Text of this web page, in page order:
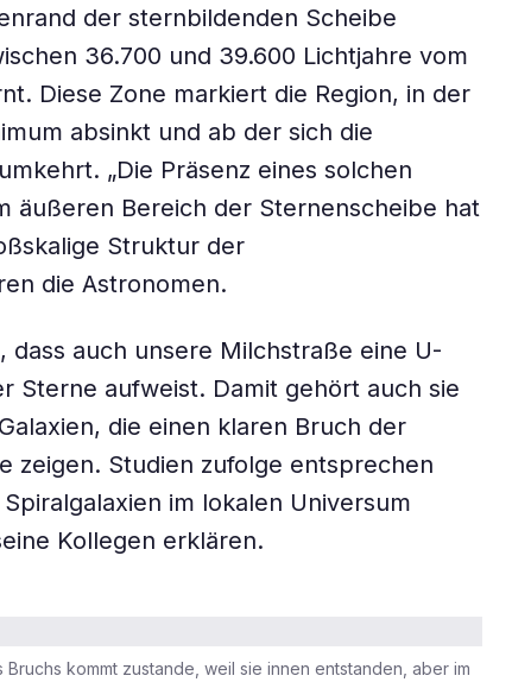
der sternbildenden Scheibe
36.700 und 39.600 Lichtjahre vom
Diese Zone markiert die Region, in der
absinkt und ab der sich die
„Die Präsenz eines solchen
äußeren Bereich der Sternenscheibe hat
Struktur der
die Astronomen.
dass auch unsere Milchstraße eine U-
Sterne aufweist. Damit gehört auch sie
die einen klaren Bruch der
zeigen. Studien zufolge entsprechen
im lokalen Universum
Kollegen erklären.
kommt zustande, weil sie innen entstanden, aber im